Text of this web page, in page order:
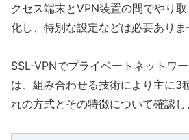
クセス端末とVPN装置の間でやり
化し、特別な設定などは必要ありま
SSL-VPNでプライベートネットワ
は、組み合わせる技術により主に3
れの方式とその特徴について確認し